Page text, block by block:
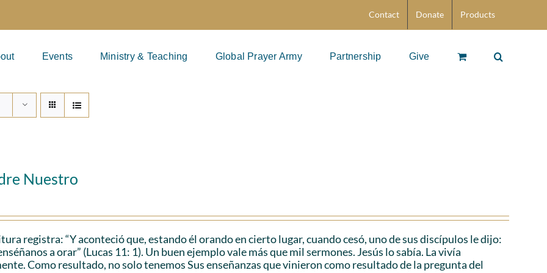
Contact Donate Products
Events Ministry & Teaching Global Prayer Army Partnership Give
Nuestro
registra: “Y aconteció que, estando él orando en cierto lugar, cuando cesó, uno de sus discípulos le dijo:
a orar” (Lucas 11: 1). Un buen ejemplo vale más que mil sermones. Jesús lo sabía. La vivía
Como resultado, no solo tenemos Sus enseñanzas que vinieron como resultado de la pregunta del